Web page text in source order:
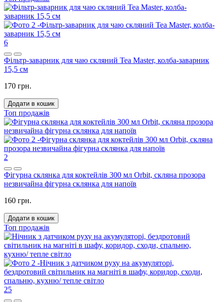
6
Фільтр-заварник для чаю скляний Tea Master, колба-заварник
15,5 см
170 грн.
Додати в кошик
Топ продажів
2
Фігурна склянка для коктейлів 300 мл Orbit, скляна прозора
незвичайна фігурна склянка для напоїв
160 грн.
Додати в кошик
Топ продажів
25